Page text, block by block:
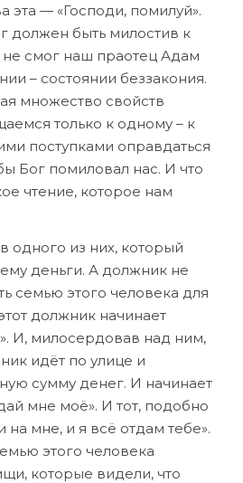
эта — «Господи, помилуй».
должен быть милостив к
не смог наш праотец Адам
– состоянии беззакония.
множество свойств
только к одному – к
поступками оправдаться
Бог помиловал нас. И что
чтение, которое нам
одного из них, который
деньги. А должник не
семью этого человека для
должник начинает
И, милосердовав над ним,
идёт по улице и
сумму денег. И начинает
мне моё». И тот, подобно
мне, и я всё отдам тебе».
этого человека
которые видели, что